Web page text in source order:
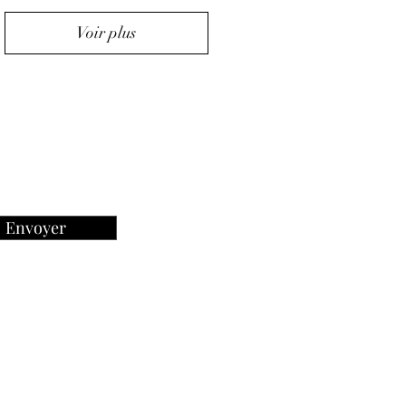
Voir plus
Envoyer